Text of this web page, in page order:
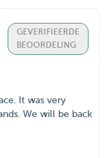
GEVERIFIEERDE
BEOORDELING
It was very
We will be back